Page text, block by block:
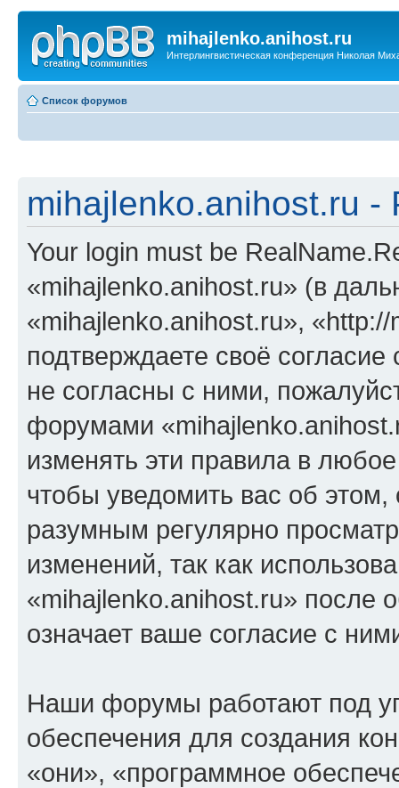
mihajlenko.anihost.ru
Интерлингвистическая конференция Николая
Список форумов
mihajlenko.anihost.ru -
Your login must be
«mihajlenko.anihost.ru» (в
«mihajlenko.anihost.ru»,
подтверждаете своё
не согласны с ними,
форумами
изменять эти правила в
чтобы уведомить вас об
разумным регулярно
изменений, так как
«mihajlenko.anihost.ru» после
означает ваше согласие с
Наши форумы работают под
обеспечения для создания
«они», «программное